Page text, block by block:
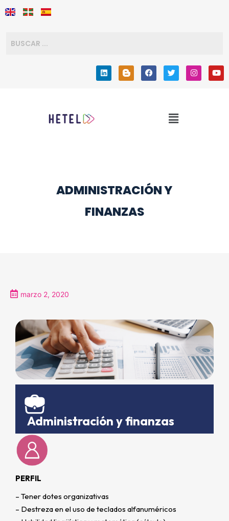
ADMINISTRACIÓN Y
FINANZAS
marzo 2, 2020
Administración y finanzas
PERFIL
– Tener dotes organizativas
– Destreza en el uso de teclados alfanuméricos